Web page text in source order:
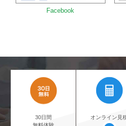
Facebook
30日間
オンライン見